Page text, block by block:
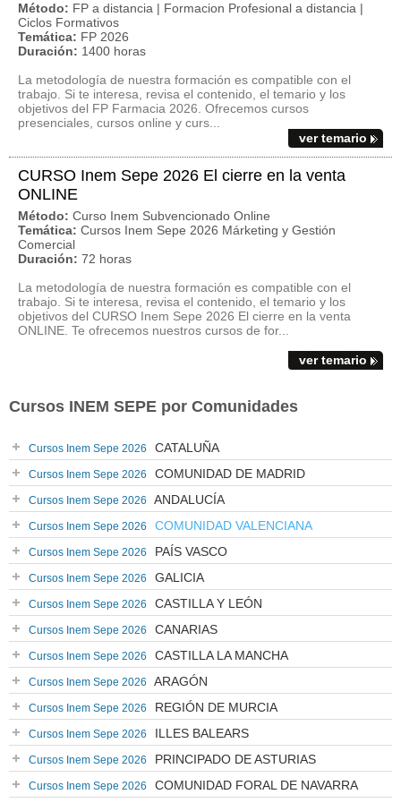
Método: FP a distancia | Formacion Profesional a distancia |
Ciclos Formativos
Temática: FP 2026
Duración: 1400 horas
La metodología de nuestra formación es compatible con el
trabajo. Si te interesa, revisa el contenido, el temario y los
objetivos del FP Farmacia 2026. Ofrecemos cursos
presenciales, cursos online y curs...
ver temario
CURSO Inem Sepe 2026 El cierre en la venta
ONLINE
Método: Curso Inem Subvencionado Online
Temática: Cursos Inem Sepe 2026 Márketing y Gestión
Comercial
Duración: 72 horas
La metodología de nuestra formación es compatible con el
trabajo. Si te interesa, revisa el contenido, el temario y los
objetivos del CURSO Inem Sepe 2026 El cierre en la venta
ONLINE. Te ofrecemos nuestros cursos de for...
ver temario
Cursos INEM SEPE por Comunidades
Cursos Inem Sepe 2026 CATALUÑA
Cursos Inem Sepe 2026 COMUNIDAD DE MADRID
Cursos Inem Sepe 2026 ANDALUCÍA
Cursos Inem Sepe 2026 COMUNIDAD VALENCIANA
Cursos Inem Sepe 2026 PAÍS VASCO
Cursos Inem Sepe 2026 GALICIA
Cursos Inem Sepe 2026 CASTILLA Y LEÓN
Cursos Inem Sepe 2026 CANARIAS
Cursos Inem Sepe 2026 CASTILLA LA MANCHA
Cursos Inem Sepe 2026 ARAGÓN
Cursos Inem Sepe 2026 REGIÓN DE MURCIA
Cursos Inem Sepe 2026 ILLES BALEARS
Cursos Inem Sepe 2026 PRINCIPADO DE ASTURIAS
Cursos Inem Sepe 2026 COMUNIDAD FORAL DE NAVARRA